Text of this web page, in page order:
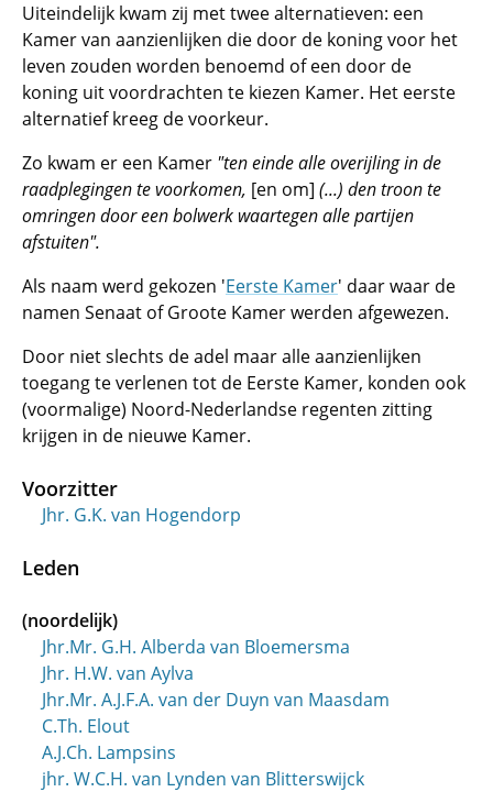
Uiteindelijk kwam zij met twee alternatieven: een
Kamer van aanzienlijken die door de koning voor het
leven zouden worden benoemd of een door de
koning uit voordrachten te kiezen Kamer. Het eerste
alternatief kreeg de voorkeur.
Zo kwam er een Kamer "ten einde alle overijling in de
raadplegingen te voorkomen, [en om] (...) den troon te
omringen door een bolwerk waartegen alle partijen
afstuiten".
Als naam werd gekozen 'Eerste Kamer' daar waar de
namen Senaat of Groote Kamer werden afgewezen.
Door niet slechts de adel maar alle aanzienlijken
toegang te verlenen tot de Eerste Kamer, konden ook
(voormalige) Noord-Nederlandse regenten zitting
krijgen in de nieuwe Kamer.
Voorzitter
Jhr. G.K. van Hogendorp
Leden
(noordelijk)
Jhr.Mr. G.H. Alberda van Bloemersma
Jhr. H.W. van Aylva
Jhr.Mr. A.J.F.A. van der Duyn van Maasdam
C.Th. Elout
A.J.Ch. Lampsins
jhr. W.C.H. van Lynden van Blitterswijck